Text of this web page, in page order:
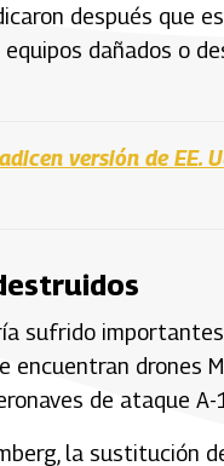
después que
dañados o
versión de EE.
sufrido
drones
de ataque
la sustitución